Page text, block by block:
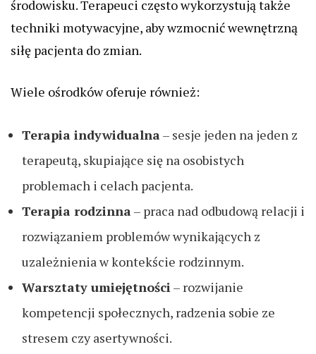
środowisku. Terapeuci często wykorzystują także
techniki motywacyjne, aby wzmocnić wewnętrzną
siłę pacjenta do zmian.
Wiele ośrodków oferuje również:
Terapia indywidualna – sesje jeden na jeden z
terapeutą, skupiające się na osobistych
problemach i celach pacjenta.
Terapia rodzinna – praca nad odbudową relacji i
rozwiązaniem problemów wynikających z
uzależnienia w kontekście rodzinnym.
Warsztaty umiejętności– rozwijanie
kompetencji społecznych, radzenia sobie ze
stresem czy asertywności.